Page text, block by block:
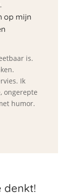
op mijn
is.
Ik
ongerepte
humor.
denkt!